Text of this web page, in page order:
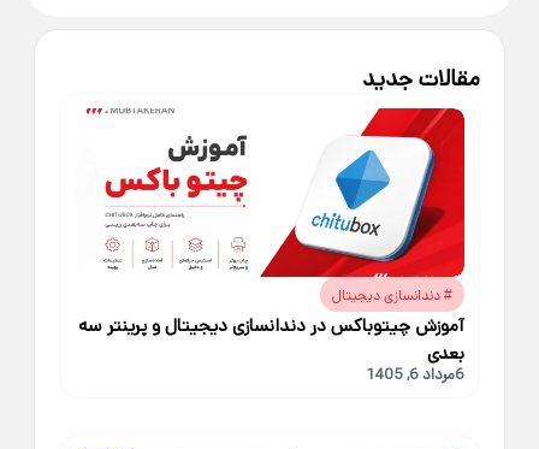
مقالات جدید
# دندانسازی دیجیتال
آموزش چیتوباکس در دندانسازی دیجیتال و پرینتر سه
بعدی
6مرداد 6, 1405